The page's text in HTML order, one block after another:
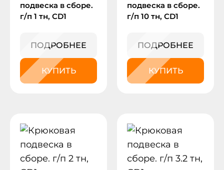
подвеска в сборе.
г/п 1 тн, CD1
ПОДРОБНЕЕ
КУПИТЬ
подвеска в сборе.
г/п 10 тн, CD1
ПОДРОБНЕЕ
КУПИТЬ